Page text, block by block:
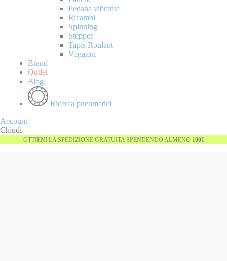
Pedana vibrante
Ricambi
Spinning
Stepper
Tapis Roulant
Vogatori
Brand
Outlet
Blog
Ricerca pneumatici
Account
Chiudi
OTTIENI LA SPEDIZIONE GRATUITA SPENDENDO ALMENO 100€